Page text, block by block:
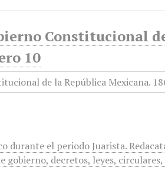
Constitucional
10
durante el periodo Juarista.
decretos, leyes,